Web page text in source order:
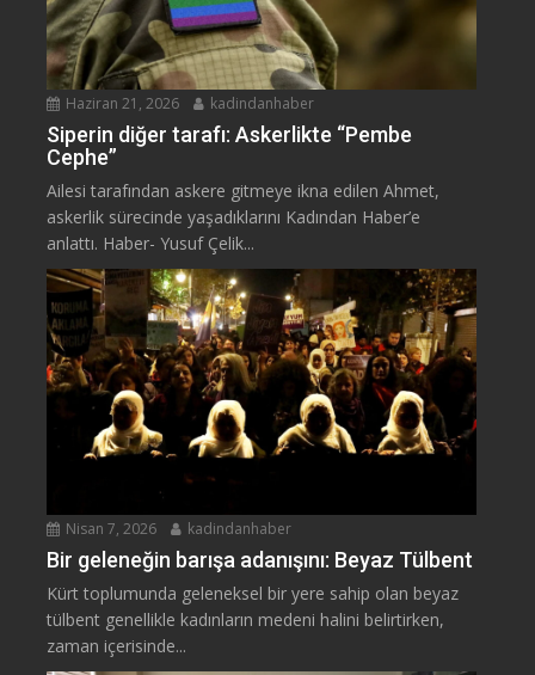
Haziran 21, 2026 kadindanhaber
Siperin diğer tarafı: Askerlikte “Pembe
Cephe”
Ailesi tarafından askere gitmeye ikna edilen Ahmet,
askerlik sürecinde yaşadıklarını Kadından Haber’e
anlattı. Haber- Yusuf Çelik...
Nisan 7, 2026 kadindanhaber
Bir geleneğin barışa adanışını: Beyaz Tülbent
Kürt toplumunda geleneksel bir yere sahip olan beyaz
tülbent genellikle kadınların medeni halini belirtirken,
zaman içerisinde...